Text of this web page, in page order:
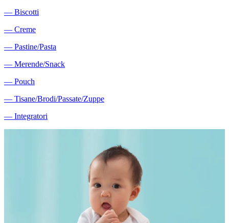
― Biscotti
― Creme
― Pastine/Pasta
― Merende/Snack
― Pouch
― Tisane/Brodi/Passate/Zuppe
― Integratori